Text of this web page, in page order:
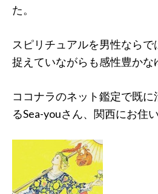
た。
スピリチュアルを男性なら
捉えていながらも感性豊かな
ココナラのネット鑑定で既
るSea-youさん、関西にお住